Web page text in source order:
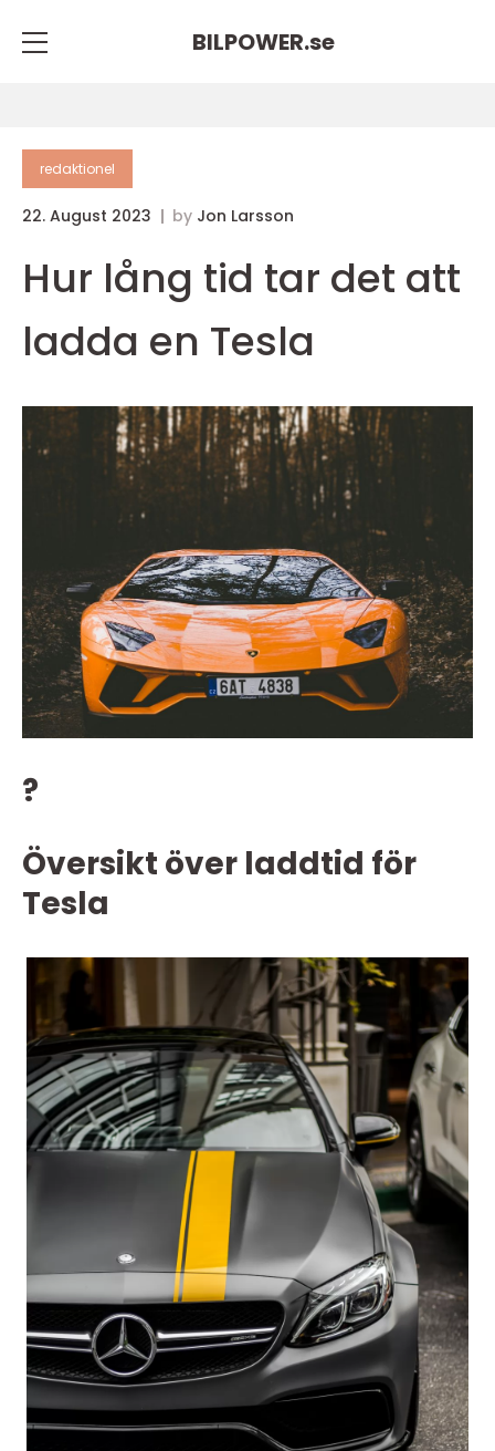
BILPOWER.se
redaktionel
22. August 2023 by Jon Larsson
Hur lång tid tar det att
ladda en Tesla
?
Översikt över laddtid för
Tesla